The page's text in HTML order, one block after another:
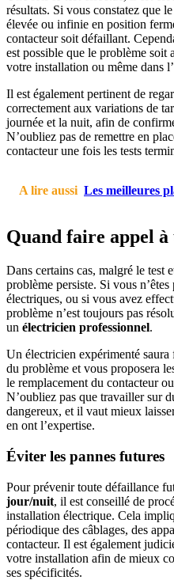
résultats. Si vous constatez que
élevée ou infinie en position
contacteur soit défaillant.
est possible que le problème soit
votre installation ou même dans
Il est également pertinent de
correctement aux variations de
journée et la nuit, afin de
N’oubliez pas de remettre en
contacteur une fois les tests
A lire aussi Les meilleures
Quand faire appel à
Dans certains cas, malgré le test
problème persiste. Si vous
électriques, ou si vous avez
problème n’est toujours pas
un électricien professionnel.
Un électricien expérimenté
du problème et vous proposera
le remplacement du contacteur
N’oubliez pas que travailler sur
dangereux, et il vaut mieux
en ont l’expertise.
Éviter les pannes futures
Pour prévenir toute défaillance
jour/nuit, il est conseillé de
installation électrique. Cela
périodique des câblages, des
contacteur. Il est également
votre installation afin de mieux
ses spécificités.